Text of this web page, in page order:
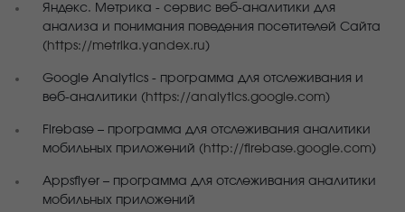
Яндекс. Метрика - сервис веб-аналитики для
анализа и понимания поведения посетителей Сайта
( https://metrika.yandex.ru)
Google Analytics - программа для отслеживания и
веб-аналитики ( https://analytics.google.com)
Firebase – программа для отслеживания аналитики
мобильных приложений ( http://firebase.google.com)
Appsflyer – программа для отслеживания аналитики
мобильных приложений